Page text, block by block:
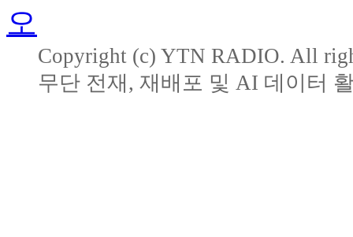
Copyright (c) YTN RADIO. All
무단 전재, 재배포 및 AI 데이터